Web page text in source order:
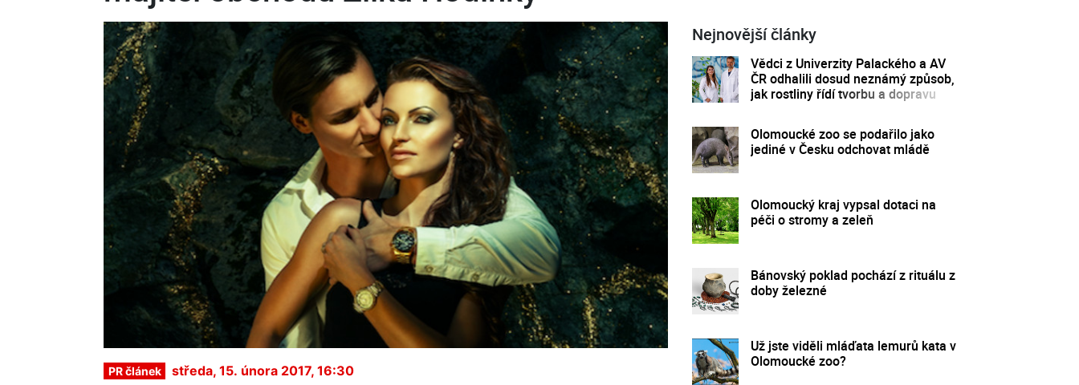
PR článek středa, 15. února 2017, 16:30
Nejnovější články
Vědci z Univerzity Palackého a AV
ČR odhalili dosud neznámý způsob,
jak rostliny řídí tvorbu a dopravu
Olomoucké zoo se podařilo jako
jediné v Česku odchovat mládě
Olomoucký kraj vypsal dotaci na
péči o stromy a zeleň
Bánovský poklad pochází z rituálu z
doby železné
Už jste viděli mláďata lemurů kata v
Olomoucké zoo?